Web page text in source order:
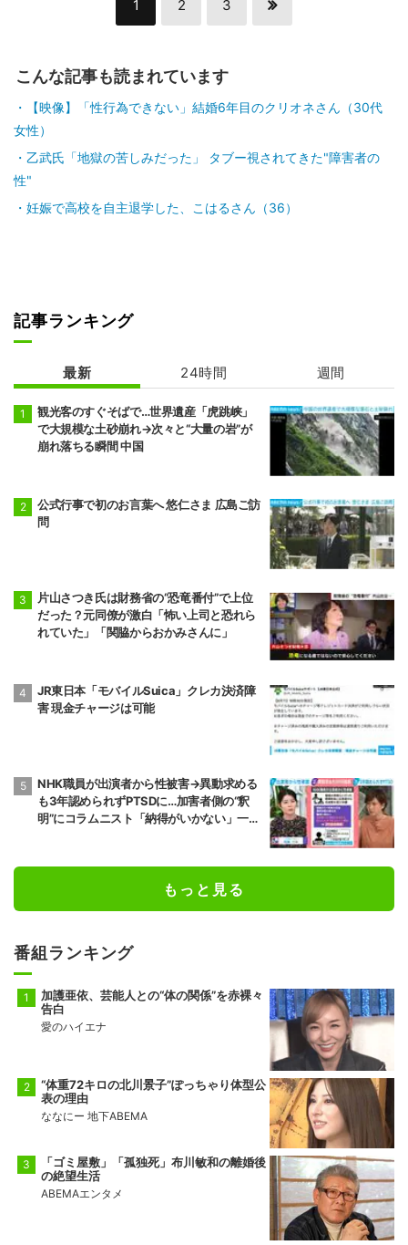
1 2 3
こんな記事も読まれています
【映像】「性行為できない」結婚6年目のクリオネさん（30代
女性）
乙武氏「地獄の苦しみだった」 タブー視されてきた"障害者の
性"
妊娠で高校を自主退学した、こはるさん（36）
記事ランキング
最新 24時間 週間
観光客のすぐそばで…世界遺産「虎跳峡」
で大規模な土砂崩れ→次々と“大量の岩”が
崩れ落ちる瞬間 中国
公式行事で初のお言葉へ 悠仁さま 広島ご訪
問
片山さつき氏は財務省の“恐竜番付”で上位
だった？元同僚が激白「怖い上司と恐れら
れていた」「関脇からおかみさんに」
JR東日本「モバイルSuica」クレカ決済障
害 現金チャージは可能
NHK職員が出演者から性被害→異動求める
も3年認められずPTSDに…加害者側の“釈
明”にコラムニスト「納得がいかない」一方
もっと見る
番組ランキング
加護亜依、芸能人との“体の関係”を赤裸々
告白
愛のハイエナ
“体重72キロの北川景子”ぽっちゃり体型公
表の理由
ななにー 地下ABEMA
「ゴミ屋敷」「孤独死」布川敏和の離婚後
の絶望生活
ABEMAエンタメ